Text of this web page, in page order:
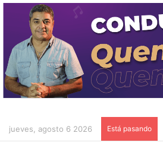
jueves, agosto 6 2026 Está pasando